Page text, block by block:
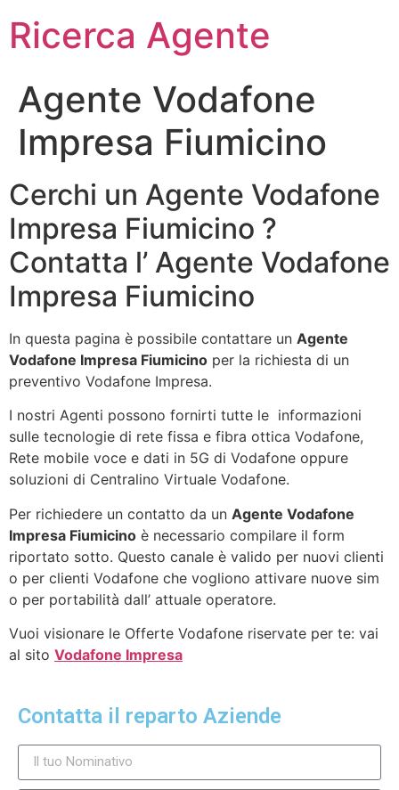
Ricerca Agente
Agente Vodafone
Impresa Fiumicino
Cerchi un Agente Vodafone
Impresa Fiumicino ?
Contatta l’ Agente Vodafone
Impresa Fiumicino
In questa pagina è possibile contattare un Agente
Vodafone Impresa Fiumicino per la richiesta di un
preventivo Vodafone Impresa.
I nostri Agenti possono fornirti tutte le informazioni
sulle tecnologie di rete fissa e fibra ottica Vodafone,
Rete mobile voce e dati in 5G di Vodafone oppure
soluzioni di Centralino Virtuale Vodafone.
Per richiedere un contatto da un Agente Vodafone
Impresa Fiumicino è necessario compilare il form
riportato sotto. Questo canale è valido per nuovi clienti
o per clienti Vodafone che vogliono attivare nuove sim
o per portabilità dall’ attuale operatore.
Vuoi visionare le Offerte Vodafone riservate per te: vai
al sito Vodafone Impresa
Contatta il reparto Aziende